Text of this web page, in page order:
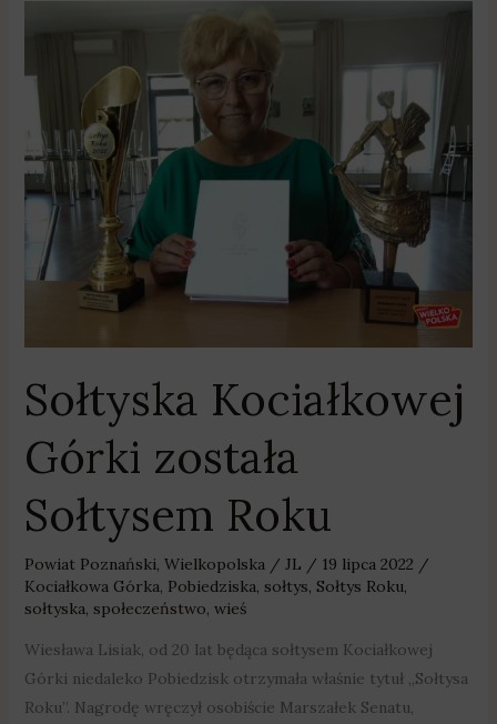
Sołtyska Kociałkowej
Górki została
Sołtysem Roku
Powiat Poznański, Wielkopolska/ JL / 19 lipca 2022 /
Kociałkowa Górka, Pobiedziska, sołtys, Sołtys Roku,
sołtyska, społeczeństwo, wieś
Wiesława Lisiak, od 20 lat będąca sołtysem Kociałkowej
Górki niedaleko Pobiedzisk otrzymała właśnie tytuł „Sołtysa
Roku”. Nagrodę wręczył osobiście Marszałek Senatu,
Górki
została
Sołtysem
Roku